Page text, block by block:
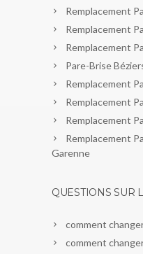
Remplacement
Remplacement
Remplacement
Pare-Brise
Remplacement
Remplacement
Remplacement
Remplacement
Garenne
QUESTIONS SUR
comment
comment